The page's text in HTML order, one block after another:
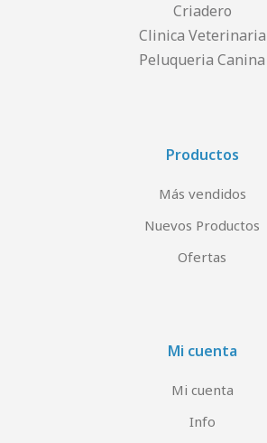
Criadero
Clinica Veterinaria
Peluqueria Canina
Productos
Más vendidos
Nuevos Productos
Ofertas
Mi cuenta
Mi cuenta
Info